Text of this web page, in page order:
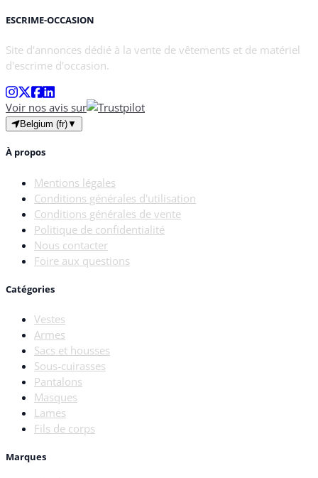
ESCRIME-OCCASION
Site d'annonces dédié à la vente de vêtements et de matériel
d'escrime d'occasion.
Voir nos avis sur
Belgium (fr)▼
À propos
Mentions légales
Conditions générales d'utilisation
Conditions générales de vente
Politique de confidentialité
Nous contacter
Foire aux questions
Catégories
Vestes
Armes
Sacs et housses
Sous-cuirasses
Pantalons
Masques
Lames
Fils de corps
Marques